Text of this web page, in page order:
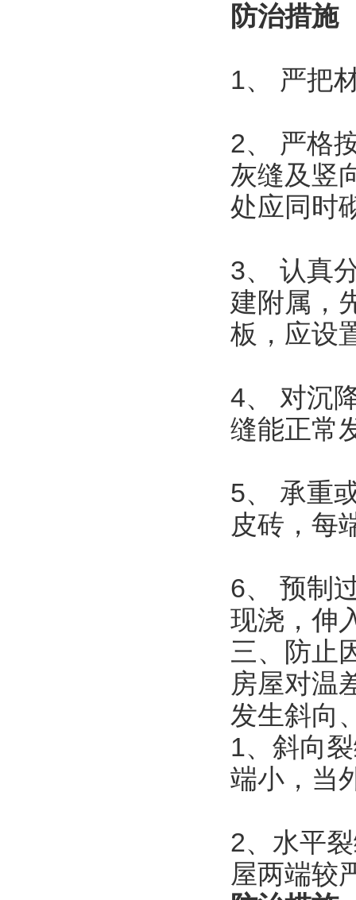
防治措施
1、 严把
2、 严格
灰缝及竖
处应同时
3、 认真
建附属，
板，应设
4、 对沉
缝能正常
5、 承重
皮砖，每
6、 预制
现浇，伸
三、防止
房屋对温
发生斜向
1、斜向
端小，当
2、水平
屋两端较